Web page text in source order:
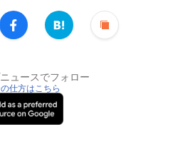
ュースでフォロー
仕方はこちら